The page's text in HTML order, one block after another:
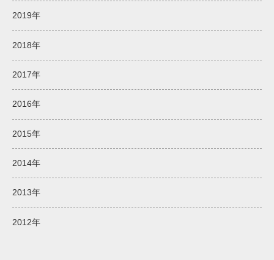
2019年
2018年
2017年
2016年
2015年
2014年
2013年
2012年